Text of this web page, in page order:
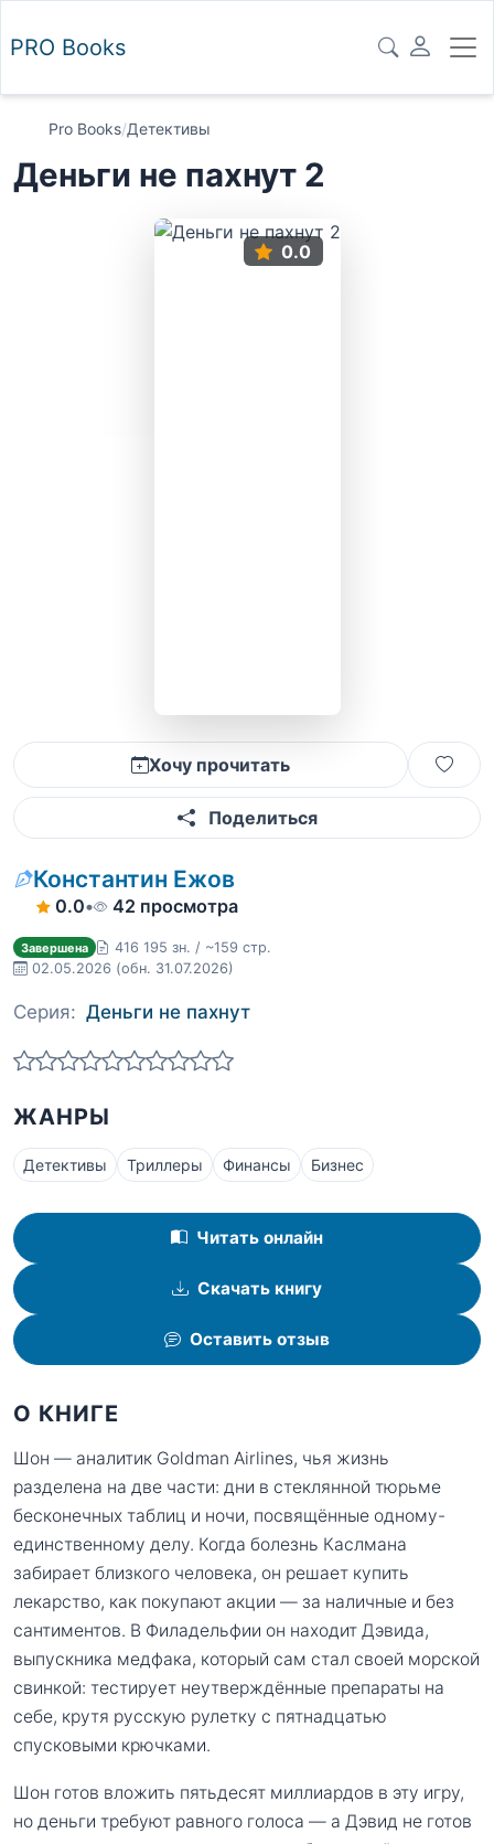
PRO Books
Pro Books/Детективы
Деньги не пахнут 2
0.0
Хочу прочитать
Поделиться
Константин Ежов
0.0• 42 просмотра
Завершена
416 195 зн. / ~159 стр.
02.05.2026 (обн. 31.07.2026)
Серия: Деньги не пахнут
ЖАНРЫ
Детективы Триллеры Финансы Бизнес
Читать онлайн
Скачать книгу
Оставить отзыв
О КНИГЕ
Шон — аналитик Goldman Airlines, чья жизнь
разделена на две части: дни в стеклянной тюрьме
бесконечных таблиц и ночи, посвящённые одному-
единственному делу. Когда болезнь Каслмана
забирает близкого человека, он решает купить
лекарство, как покупают акции — за наличные и без
сантиментов. В Филадельфии он находит Дэвида,
выпускника медфака, который сам стал своей морской
свинкой: тестирует неутверждённые препараты на
себе, крутя русскую рулетку с пятнадцатью
спусковыми крючками.
Шон готов вложить пятьдесят миллиардов в эту игру,
но деньги требуют равного голоса — а Дэвид не готов